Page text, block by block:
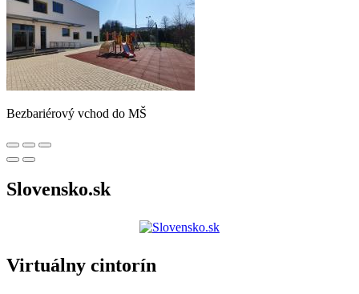
Bezbariérový vchod do MŠ
Slovensko.sk
Virtuálny cintorín